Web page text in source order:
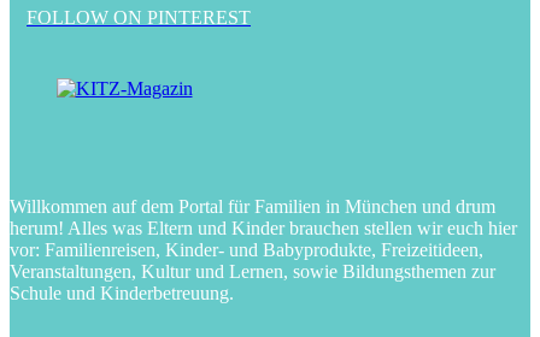
FOLLOW ON PINTEREST
Willkommen auf dem Portal für Familien in München und drum
herum! Alles was Eltern und Kinder brauchen stellen wir euch hier
vor: Familienreisen, Kinder- und Babyprodukte, Freizeitideen,
Veranstaltungen, Kultur und Lernen, sowie Bildungsthemen zur
Schule und Kinderbetreuung.